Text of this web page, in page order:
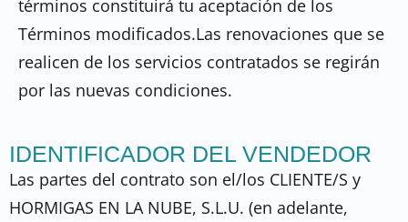
términos constituirá tu aceptación de los
Términos modificados.Las renovaciones que se
realicen de los servicios contratados se regirán
por las nuevas condiciones.
IDENTIFICADOR DEL VENDEDOR
Las partes del contrato son el/los CLIENTE/S y
HORMIGAS EN LA NUBE, S.L.U. (en adelante,